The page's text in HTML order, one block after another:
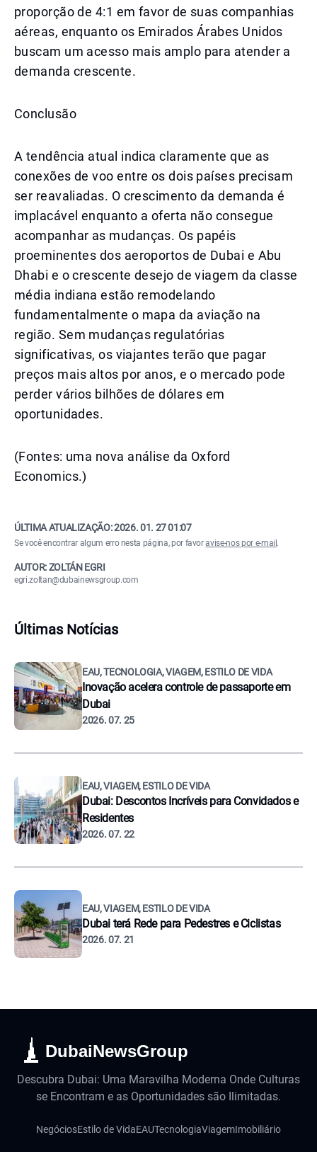
proporção de 4:1 em favor de suas companhias
aéreas, enquanto os Emirados Árabes Unidos
buscam um acesso mais amplo para atender a
demanda crescente.
Conclusão
A tendência atual indica claramente que as
conexões de voo entre os dois países precisam
ser reavaliadas. O crescimento da demanda é
implacável enquanto a oferta não consegue
acompanhar as mudanças. Os papéis
proeminentes dos aeroportos de Dubai e Abu
Dhabi e o crescente desejo de viagem da classe
média indiana estão remodelando
fundamentalmente o mapa da aviação na
região. Sem mudanças regulatórias
significativas, os viajantes terão que pagar
preços mais altos por anos, e o mercado pode
perder vários bilhões de dólares em
oportunidades.
(Fontes: uma nova análise da Oxford
Economics.)
ÚLTIMA ATUALIZAÇÃO:2026. 01. 27 01:07
Se você encontrar algum erro nesta página, por favoravise-nos por e-mail .
AUTOR: ZOLTÁN EGRI
egri.zoltan@dubainewsgroup.com
Últimas Notícias
EAU, TECNOLOGIA, VIAGEM, ESTILO DE VIDA
Inovação acelera controle de passaporte em
Dubai
2026. 07. 25
EAU, VIAGEM, ESTILO DE VIDA
Dubai: Descontos Incríveis para Convidados e
Residentes
2026. 07. 22
EAU, VIAGEM, ESTILO DE VIDA
Dubai terá Rede para Pedestres e Ciclistas
2026. 07. 21
DubaiNewsGroup
Descubra Dubai: Uma Maravilha Moderna Onde Culturas
se Encontram e as Oportunidades são Ilimitadas.
NegóciosEstilo de VidaEAUTecnologiaViagemImobiliário